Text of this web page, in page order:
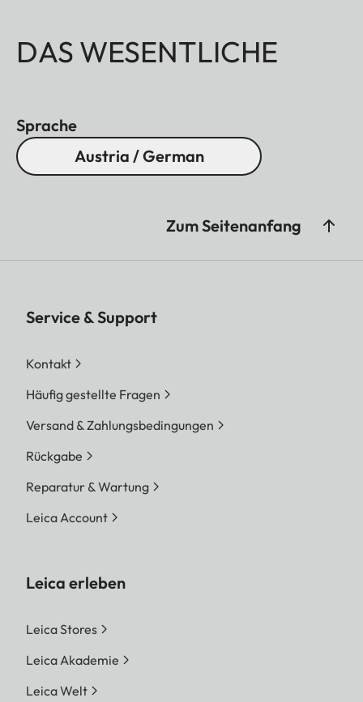
DAS WESENTLICHE
Sprache
Austria / German
Zum Seitenanfang
Service & Support
Kontakt
Häufig gestellte Fragen
Versand & Zahlungsbedingungen
Rückgabe
Reparatur & Wartung
Leica Account
Leica erleben
Leica Stores
Leica Akademie
Leica Welt